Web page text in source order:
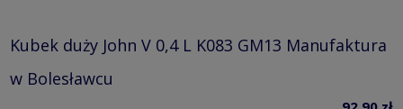
Kubek duży John V 0,4 L K083 GM13 Manufaktura
w Bolesławcu